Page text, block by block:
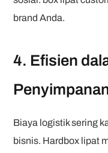
brand Anda.
4. Efisien
Biaya logistik sering
bisnis. Hardbox lipat